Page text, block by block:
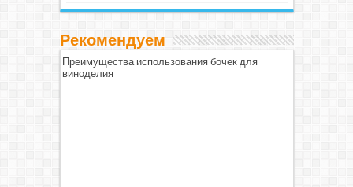
Рекомендуем
Преимущества использования бочек для
виноделия